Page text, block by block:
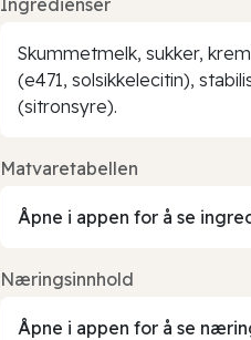
Skummetmelk, sukker,
(e471, solsikkelecitin),
(sitronsyre).
Matvaretabellen
Åpne i appen for å se
Næringsinnhold
Åpne i appen for å se